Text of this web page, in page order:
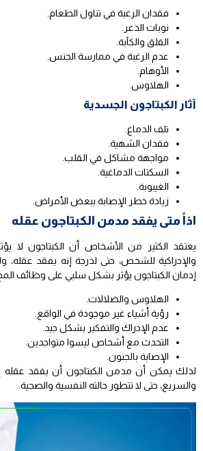
فقدان الرغبة في تناول الطعام.
نوبات الذعر.
القلق والكآبة.
عدم الرغبة في ممارسة الجنس.
الأوهام.
الهلاوس.
آثار الكبتاجون الجسدية
تلف الدماغ.
فقدان الشهية.
مواجهة مشاكل في القلب.
السكتات الدماغية.
الغيبوبة.
زيادة خطر الإصابة ببعض الأمراض.
اذاً متى يفقد مدمن الكبتاجون عقله
يعتقد الكثير من الأشخاص أن الكبتاجون لا
والإدراكية للشخص، حتى لدرجة إنه يفقد
إدمان الكبتاجون يؤثر بشكل سلبي على وظائف
الهلاوس والضلالات.
رؤية أشياء غير موجودة في الواقع.
عدم الإدراك والتفكير بشكل جيد.
التحدث مع أشخاص ليسوا متواجدين.
الإصابة بالجنون.
لذلك يمكن أن مدمن الكبتاجون أن يفقد عقله
والسريع، حتى لا تتطور حالته النفسية والصحية.